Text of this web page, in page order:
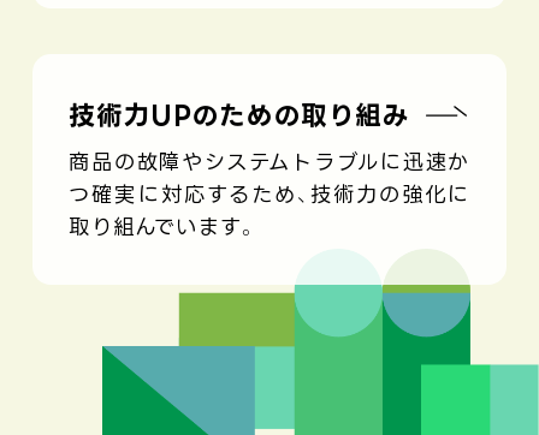
技術力UPのための取り組み
商品の故障やシステムトラブルに迅速か
つ確実に対応するため、技術力の強化に
取り組んでいます。